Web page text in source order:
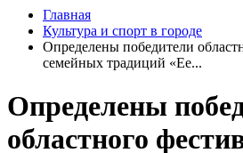
Главная
Культура и спорт в городе
Определены победители
семейных традиций «Ее...
Определены
областного